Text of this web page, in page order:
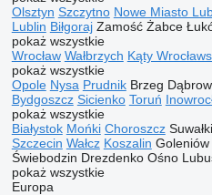
Olsztyn Szczytno Nowe Miasto
Lublin Biłgoraj Zamość Żabce
pokaż wszystkie
Wrocław Wałbrzych Kąty
pokaż wszystkie
Opole Nysa Prudnik Brzeg
Bydgoszcz Sicienko Toruń
pokaż wszystkie
Białystok Mońki Choroszcz Suwałki
Szczecin Wałcz Koszalin Goleniów
Świebodzin Drezdenko Ośno
pokaż wszystkie
Europa